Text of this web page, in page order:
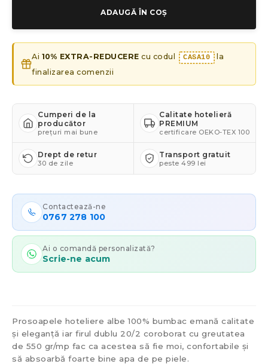
ADAUGĂ ÎN COȘ
Prosoapele hoteliere albe 100% bumbac emană calitate
și eleganță iar firul dublu 20/2 coroborat cu greutatea
de 550 gr/mp fac ca acestea să fie moi, confortabile și
să absoarbă foarte bine apa de pe piele.
Ai 10% EXTRA-REDUCERE cu codul CASA10 la
finalizarea comenzii
Cumperi de la
producător
prețuri mai bune
Calitate hotelieră
PREMIUM
certificare OEKO-TEX 100
Drept de retur
30 de zile
Transport gratuit
peste 499 lei
Contactează-ne
0767 278 100
Ai o comandă personalizată?
Scrie-ne acum